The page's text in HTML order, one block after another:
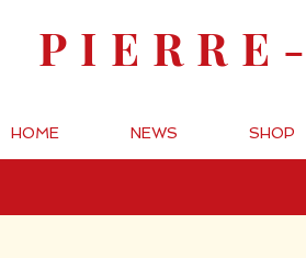
HOME NEWS SHOP